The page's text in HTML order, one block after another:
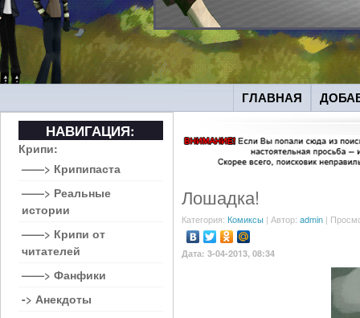
ГЛАВНАЯ
Лошадка!
Категория: Комиксы | Автор: admin |
Дата: 3-04-2013, 08:34
НАВИГАЦИЯ:
Крипи:
——> Крипипаста
——> Реальные
истории
——> Крипи от
читателей
——> Фанфики
-> Анекдоты